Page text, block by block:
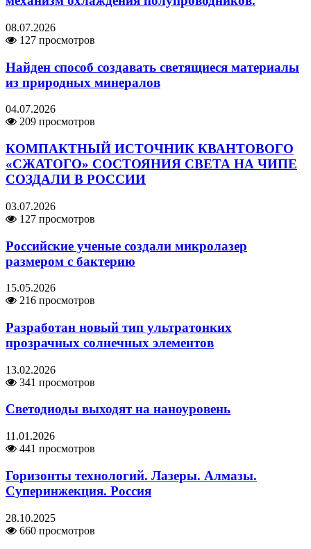
08.07.2026
127 просмотров
Найден способ создавать светящиеся материалы
из природных минералов
04.07.2026
209 просмотров
КОМПАКТНЫЙ ИСТОЧНИК КВАНТОВОГО
«СЖАТОГО» СОСТОЯНИЯ СВЕТА НА ЧИПЕ
СОЗДАЛИ В РОССИИ
03.07.2026
127 просмотров
Российские ученые создали микролазер
размером с бактерию
15.05.2026
216 просмотров
Разработан новый тип ультратонких
прозрачных солнечных элементов
13.02.2026
341 просмотров
Светодиоды выходят на наноуровень
11.01.2026
441 просмотров
Горизонты технологий. Лазеры. Алмазы.
Суперинжекция. Россия
28.10.2025
660 просмотров